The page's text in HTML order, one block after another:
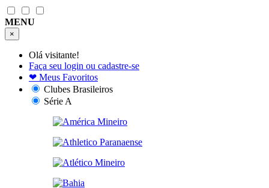
MENU
×
Olá visitante!
Faça seu login ou cadastre-se
❤ Meus Favoritos
Clubes Brasileiros
Série A